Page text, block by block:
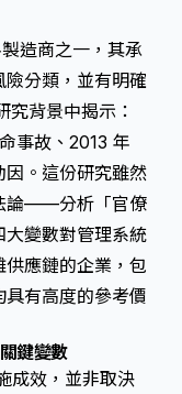
造商之一，其承
分類，並有明確
究背景中揭示：
事故、2013 年
。這份研究雖然
論——分析「官僚
變數對管理系統
應鏈的企業，包
有高度的參考價
鍵變數
成效，並非取決